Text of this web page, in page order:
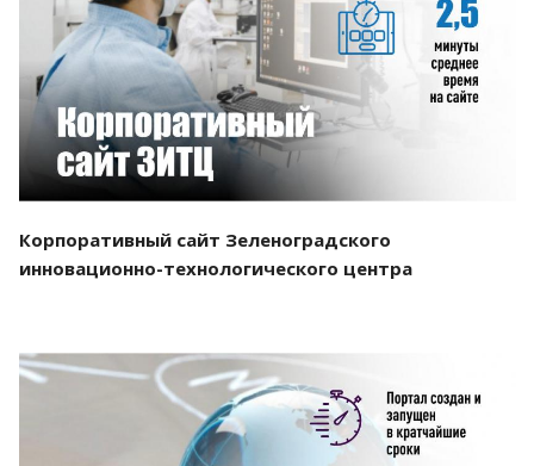
Смотреть проект
Корпоративный сайт Зеленоградского
инновационно-технологического центра